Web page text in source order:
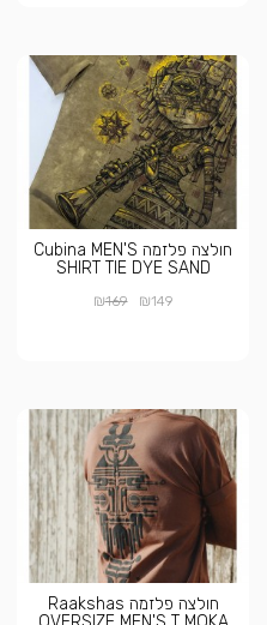
חולצה פלזמה Cubina MEN'S
SHIRT TIE DYE SAND
₪149
₪169
חולצה פלזמה Raakshas